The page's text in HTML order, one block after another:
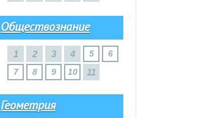
Обществознание
1 2 3 4 5
6
7
8 9 10 11
Геометрия